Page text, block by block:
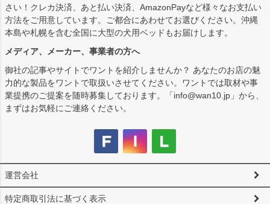
さい！クレカ決済、あと払い決済、AmazonPayなど様々なお支払い
方法をご用意しています。ご都合にあわせてお選びください。沖縄
本島や札幌を含む全国に大型の犬用ベッドもお届けします。
メディア、メーカー、事業者の方へ
御社の記事やサイトでワントを紹介しませんか？ あなたのお店の魅
力的な製品をワントで取扱いさせてください。ワントでは取材や事
業提携のご提案を随時募集しております。「info@wan10.jp」から、
まずはお気軽にご連絡ください。
運営会社
特定商取引法に基づく表示